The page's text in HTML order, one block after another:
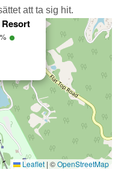
att ta sig hit.
×
Leaflet | ©OpenStreetMap